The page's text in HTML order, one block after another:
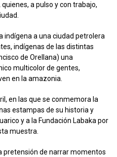
a pulso y con trabajo,
indígena a una ciudad petrolera
indígenas de las distintas
de Orellana) una
multicolor de gentes,
en la amazonia.
en las que se conmemora la
estampas de su historia y
y a la Fundación Labaka por
muestra.
pretensión de narrar momentos